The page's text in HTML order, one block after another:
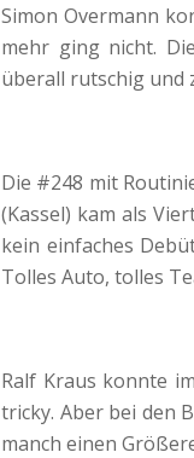
Simon Overmann
mehr ging nicht.
überall rutschig und
Die #248 mit
(Kassel) kam als
kein einfaches
Tolles Auto, tolles
Ralf Kraus konnte
tricky. Aber bei den
manch einen